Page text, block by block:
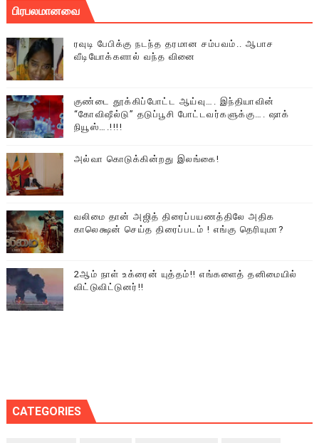
பிரபலமானவை
ரவுடி பேபிக்கு நடந்த தரமான சம்பவம்.. ஆபாச
வீடியோக்களால் வந்த வினை
குண்டை தூக்கிப்போட்ட ஆய்வு…. இந்தியாவின்
“கோவிஷீல்டு” தடுப்பூசி போட்டவர்களுக்கு…. ஷாக்
நியூஸ்….!!!!
அல்வா கொடுக்கின்றது இலங்கை!
வலிமை தான் அஜித் திரைப்பயணத்திலே அதிக
காலெக்ஷன் செய்த திரைப்படம் ! எங்கு தெரியுமா?
2ஆம் நாள் உக்ரைன் யுத்தம்!! எங்களைத் தனிமையில்
விட்டுவிட்டுனர்!!
CATEGORIES